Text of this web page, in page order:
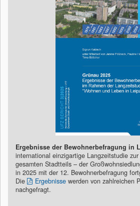
Ergebnisse der Bewohnerbefragung in
international einzigartige Langzeitstudie
gesamten Stadtteils – der
in 2025 mit der 12. Bewohnerbefragung
Die
Ergebnisse werden von zahlreichen
nachgefragt.